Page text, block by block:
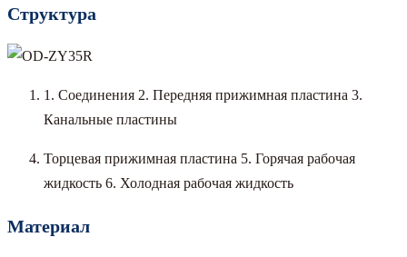
Структура
1. Соединения 2. Передняя прижимная пластина 3.
Канальные пластины
Торцевая прижимная пластина 5. Горячая рабочая
жидкость 6. Холодная рабочая жидкость
Материал